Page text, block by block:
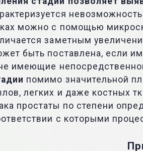
можно с помощью
заметным
быть поставлена, если
имеющие
помимо значительной
легких и даже костных
простаты по степени
с которыми